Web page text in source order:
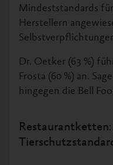
Mindeststandards
Herstellern
Dr. Oetker (63 %)
Frosta (60 %) an.
hingegen die Bell